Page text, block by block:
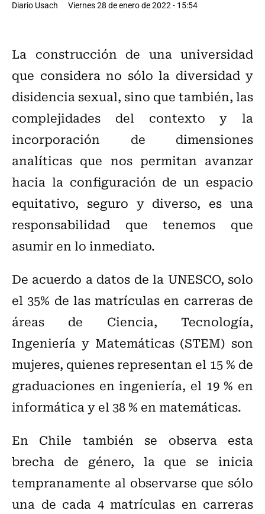
Diario Usach Viernes 28 de enero de 2022 - 15:54
La construcción de una universidad
que considera no sólo la diversidad y
disidencia sexual, sino que también, las
complejidades del contexto y la
incorporación de dimensiones
analíticas que nos permitan avanzar
hacia la configuración de un espacio
equitativo, seguro y diverso, es una
responsabilidad que tenemos que
asumir en lo inmediato.
De acuerdo a datos de la UNESCO, solo
el 35% de las matrículas en carreras de
áreas de Ciencia, Tecnología,
Ingeniería y Matemáticas (STEM) son
mujeres, quienes representan el 15 % de
graduaciones en ingeniería, el 19 % en
informática y el 38 % en matemáticas.
En Chile también se observa esta
brecha de género, la que se inicia
tempranamente al observarse que sólo
una de cada 4 matrículas en carreras